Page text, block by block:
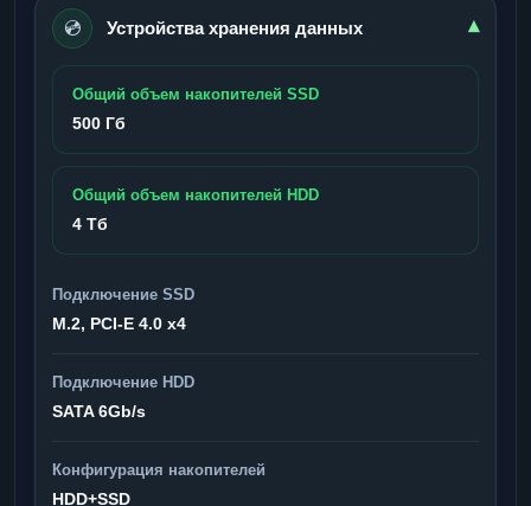
💿 Устройства хранения данных ▾
Общий объем накопителей SSD
500 Гб
Общий объем накопителей HDD
4 Тб
Подключение SSD
M.2, PCI-E 4.0 x4
Подключение HDD
SATA 6Gb/s
Конфигурация накопителей
HDD+SSD